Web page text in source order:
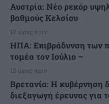
Αυστρία: Νέο ρεκόρ
βαθμούς Κελσίου
12 ώρες πριν
ΗΠΑ: Επιβράδυνση των
τομέα τον Ιούλιο –
12 ώρες πριν
Βρετανία: Η κυβέρνηση
διεξαγωγή έρευνας για